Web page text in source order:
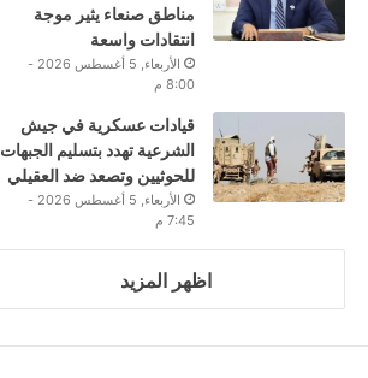
مناطق صنعاء يثير موجة
انتقادات واسعة
الأربعاء, 5 أغسطس 2026 -
8:00 م
قيادات عسكرية في جيش
الشرعية تهدد بتسليم الجبهات
للحوثيين وتصعد ضد العقيلي
الأربعاء, 5 أغسطس 2026 -
7:45 م
اظهر المزيد